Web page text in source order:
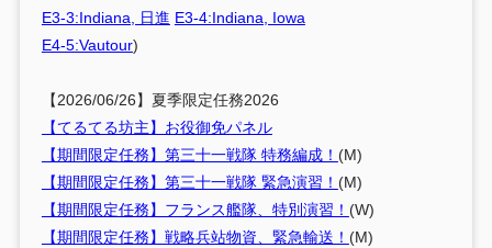
E3-3:Indiana, 日進 E3-4:Indiana, Iowa
E4-5:Vautour)
【2026/06/26】夏季限定任務2026
【てるてる坊主】お役御免パネル
【期間限定任務】第三十一戦隊 特務編成！ (M)
【期間限定任務】第三十一戦隊 緊急演習！ (M)
【期間限定任務】フランス艦隊、特別演習！ (W)
【期間限定任務】戦略兵站物資、緊急輸送！ (M)